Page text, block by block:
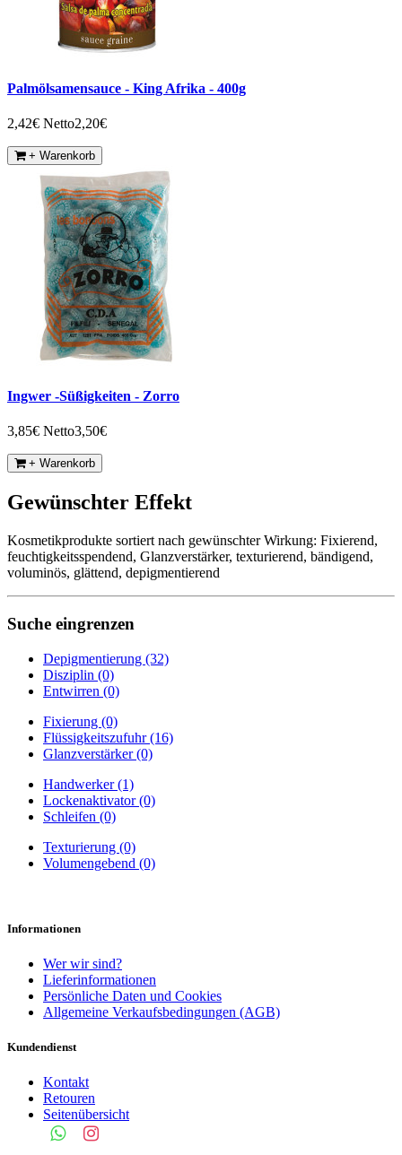
Palmölsamensauce - King Afrika - 400g
2,42€ Netto2,20€
+ Warenkorb
Ingwer -Süßigkeiten - Zorro
3,85€ Netto3,50€
+ Warenkorb
Gewünschter Effekt
Kosmetikprodukte sortiert nach gewünschter Wirkung: Fixierend,
feuchtigkeitsspendend, Glanzverstärker, texturierend, bändigend,
voluminös, glättend, depigmentierend
Suche eingrenzen
Depigmentierung (32)
Disziplin (0)
Entwirren (0)
Fixierung (0)
Flüssigkeitszufuhr (16)
Glanzverstärker (0)
Handwerker (1)
Lockenaktivator (0)
Schleifen (0)
Texturierung (0)
Volumengebend (0)
Informationen
Wer wir sind?
Lieferinformationen
Persönliche Daten und Cookies
Allgemeine Verkaufsbedingungen (AGB)
Kundendienst
Kontakt
Retouren
Seitenübersicht